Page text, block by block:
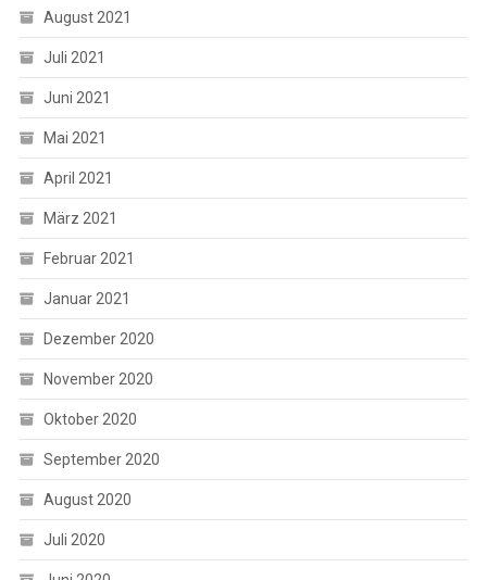
August 2021
Juli 2021
Juni 2021
Mai 2021
April 2021
März 2021
Februar 2021
Januar 2021
Dezember 2020
November 2020
Oktober 2020
September 2020
August 2020
Juli 2020